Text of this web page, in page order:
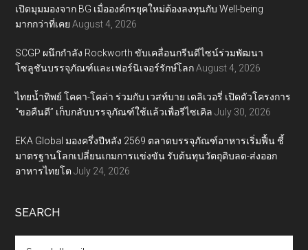
เปิดมุมมองจาก BG เมื่อองค์กรยุคใหม่ต้องลงทุนกับ Well-being
มากกว่าที่เคย August 4, 2026
SCGP ผนึกกำลัง Rockworth ขับเคลื่อนกรีนดีไซน์ร่วมพัฒนา
โซลูชันบรรจุภัณฑ์และเฟอร์นิเจอร์รักษ์โลก August 4, 2026
ไทยน้ำทิพย์ โคคา-โคล่า ร่วมกับ เวสท์บาย เดลิเวอรี่ เปิดตัวโครงการ
“ขอคืนดี” เก็บกลับบรรจุภัณฑ์ใช้แล้วเพื่อรีไซเคิล July 30, 2026
EKA Global มองครึ่งปีหลัง 2569 ตลาดบรรจุภัณฑ์อาหารเริ่มฟื้น ชี้
มาตรฐานโลกเปลี่ยนเกมการแข่งขัน รับต้นทุนวัตถุดิบลด-ส่งออก
อาหารไทยโต July 24, 2026
SEARCH